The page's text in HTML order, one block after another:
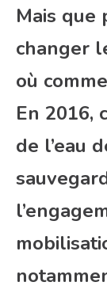
Mais que
changer
où
En 2016,
de l’eau